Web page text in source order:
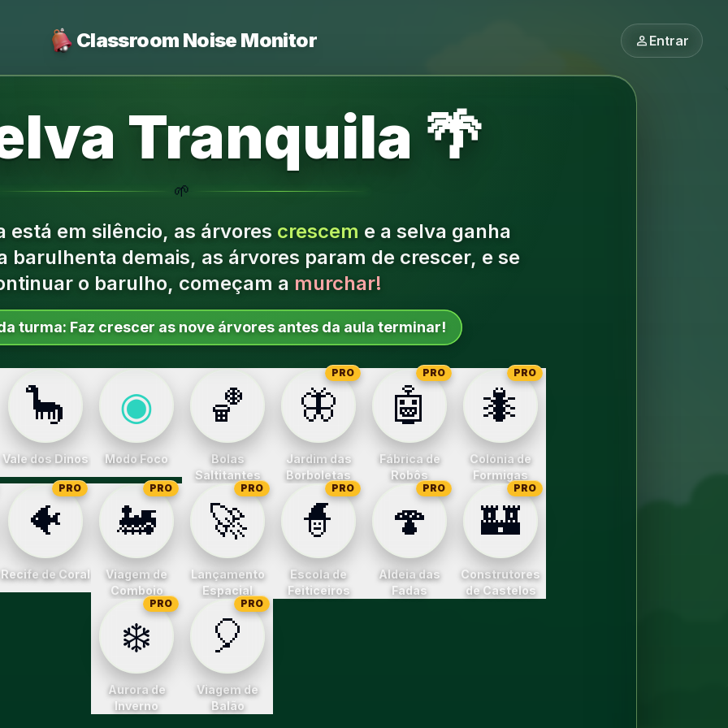
Classroom Noise Monitor person Entrar
Tranquila 🌴
🌱
está em silêncio, as árvores crescem e a selva ganha
barulhenta demais, as árvores param de crescer, e se
o barulho, começam a murchar!
turma: Faz crescer as nove árvores antes da aula terminar!
🦕
Vale dos Dinos
◉
Modo Foco
🏀
Bolas
Saltitantes
🦋
PRO
Jardim das
Borboletas
🤖
PRO
Fábrica de
Robôs
🐜
PRO
Colónia de
Formigas
🐠
PRO
Recife de Coral
🚂
PRO
Viagem de
Comboio
🚀
PRO
Lançamento
Espacial
🧙
PRO
Escola de
Feiticeiros
🍄
PRO
Aldeia das
Fadas
🏰
PRO
Construtores
de Castelos
❄️
PRO
Aurora de
Inverno
🎈
PRO
Viagem de
Balão